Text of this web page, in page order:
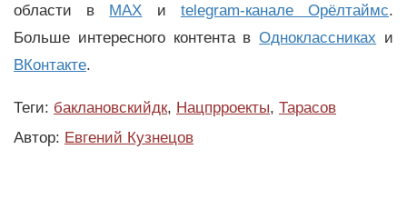
области в MAX и telegram-канале Орёлтаймс.
Больше интересного контента вОдноклассниках и
ВКонтакте.
Теги: баклановскийдк, Нацпрроекты, Тарасов
Автор: Евгений Кузнецов